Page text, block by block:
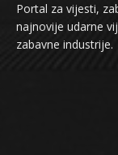
Portal za vijesti,
najnovije udarne
zabavne industrije.